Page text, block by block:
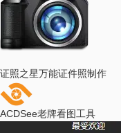
证照之星万能证件照制作
ACDSee老牌看图工具